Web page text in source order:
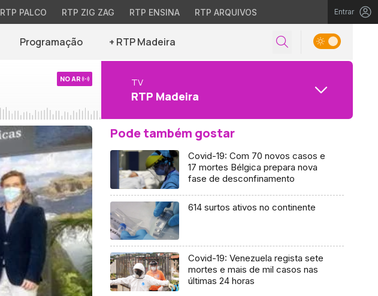
RTP PALCO RTP ZIG ZAG RTP ENSINA RTP ARQUIVOS Entrar
Programação + RTP Madeira
NO AR TV
RTP Madeira
Pode também gostar
Covid-19: Com 70 novos casos e
17 mortes Bélgica prepara nova
fase de desconfinamento
614 surtos ativos no continente
Covid-19: Venezuela regista sete
mortes e mais de mil casos nas
últimas 24 horas